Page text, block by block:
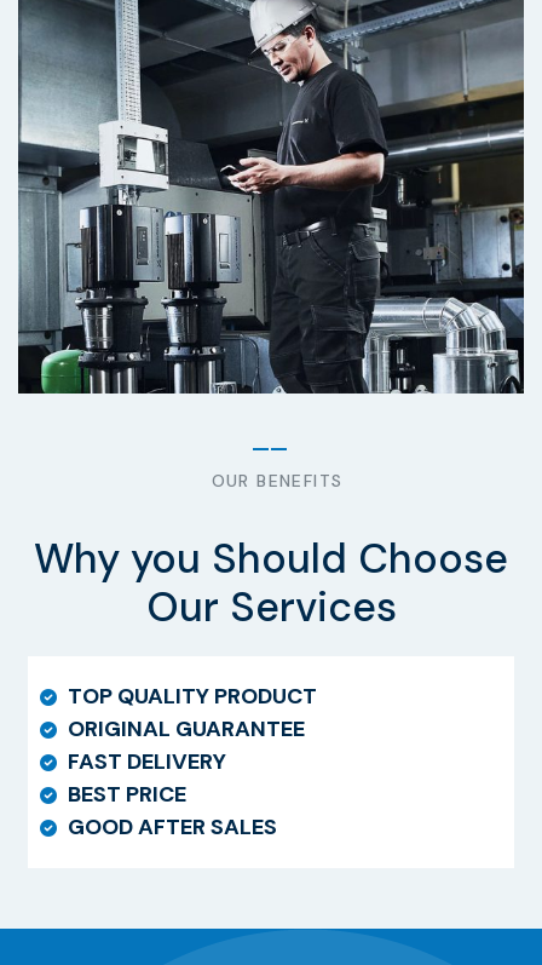
OUR BENEFITS
Why you Should Choose
Our Services
TOP QUALITY PRODUCT
ORIGINAL GUARANTEE
FAST DELIVERY
BEST PRICE
GOOD AFTER SALES